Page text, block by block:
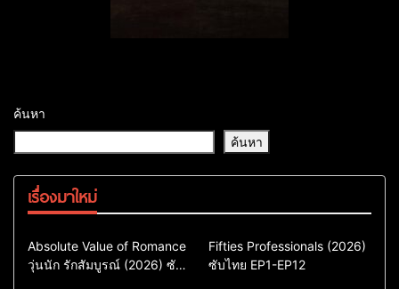
ค้นหา
ค้นหา
เรื่องมาใหม่
Comedy
Drama
ซีรี่ย์เกาหลี
Absolute Value of Romance
วุ่นนัก รักสัมบูรณ์ (2026) ซับ
Action & Adventure
Comedy
Drama
Fifties Professionals (2026)
ซับไทย EP1-EP12